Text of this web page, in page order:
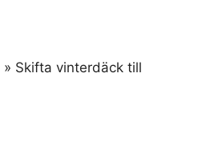
» Skifta vinterdäck till